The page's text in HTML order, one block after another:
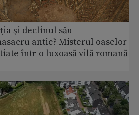
şi declinul său
antic? Misterul oaselor
într-o luxoasă vilă romană